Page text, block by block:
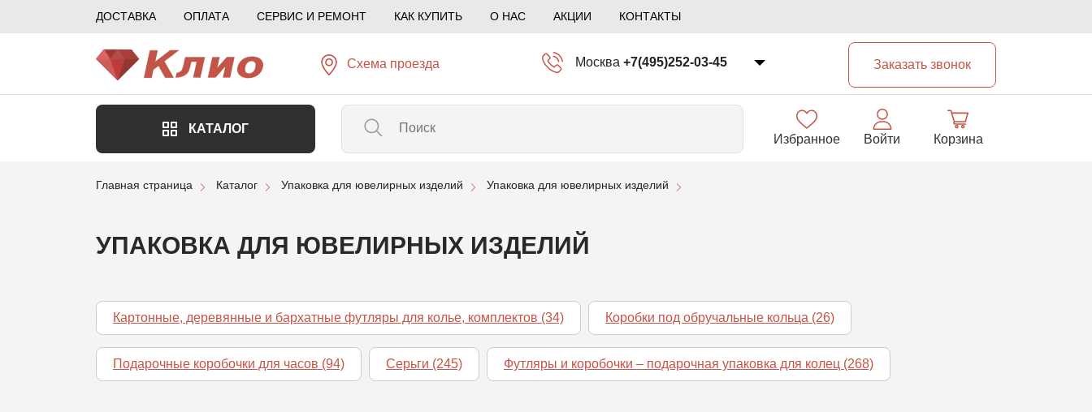
ДОСТАВКА ОПЛАТА СЕРВИС И РЕМОНТ КАК КУПИТЬ О НАС АКЦИИ КОНТАКТЫ
Схема проезда Москва +7(495)252-03-45
Заказать звонок
КАТАЛОГ
Избранное Войти Корзина
Главная страница Каталог Упаковка для ювелирных изделий Упаковка для ювелирных изделий
УПАКОВКА ДЛЯ ЮВЕЛИРНЫХ ИЗДЕЛИЙ
Картонные, деревянные и бархатные футляры для колье, комплектов (34) Коробки под обручальные кольца (26)
Подарочные коробочки для часов (94) Серьги (245) Футляры и коробочки – подарочная упаковка для колец (268)